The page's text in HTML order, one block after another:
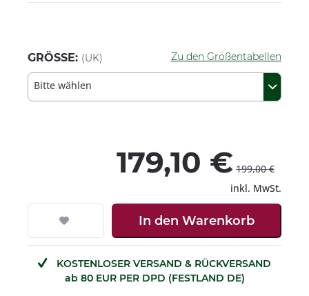
GRÖSSE: (UK) Zu den Größentabellen
Bitte wählen
179,10 € 199,00 €
inkl. MwSt.
In den Warenkorb
KOSTENLOSER VERSAND & RÜCKVERSAND
ab 80 EUR PER DPD (FESTLAND DE)